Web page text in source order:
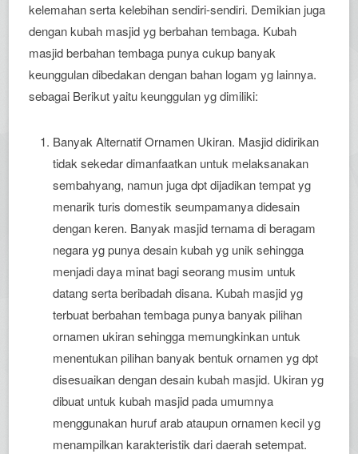
kelemahan serta kelebihan sendiri-sendiri. Demikian juga
dengan kubah masjid yg berbahan tembaga. Kubah
masjid berbahan tembaga punya cukup banyak
keunggulan dibedakan dengan bahan logam yg lainnya.
sebagai Berikut yaitu keunggulan yg dimiliki:
Banyak Alternatif Ornamen Ukiran. Masjid didirikan
tidak sekedar dimanfaatkan untuk melaksanakan
sembahyang, namun juga dpt dijadikan tempat yg
menarik turis domestik seumpamanya didesain
dengan keren. Banyak masjid ternama di beragam
negara yg punya desain kubah yg unik sehingga
menjadi daya minat bagi seorang musim untuk
datang serta beribadah disana. Kubah masjid yg
terbuat berbahan tembaga punya banyak pilihan
ornamen ukiran sehingga memungkinkan untuk
menentukan pilihan banyak bentuk ornamen yg dpt
disesuaikan dengan desain kubah masjid. Ukiran yg
dibuat untuk kubah masjid pada umumnya
menggunakan huruf arab ataupun ornamen kecil yg
menampilkan karakteristik dari daerah setempat.